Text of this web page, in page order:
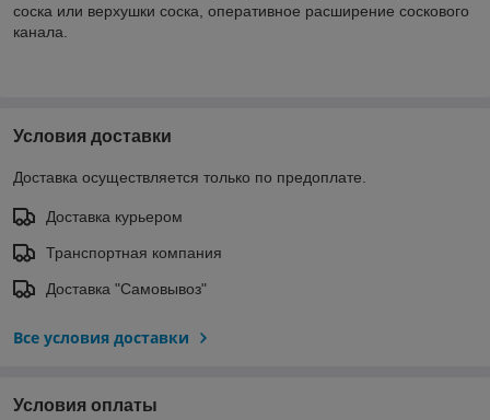
соска или верхушки соска, оперативное расширение соскового
канала.
Условия доставки
Доставка осуществляется только по предоплате.
Доставка курьером
Транспортная компания
Доставка "Самовывоз"
Все условия доставки
Условия оплаты